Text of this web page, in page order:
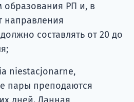
образования РП и, в
направления
составлять от 20 до
niestacjonarne,
пары преподаются